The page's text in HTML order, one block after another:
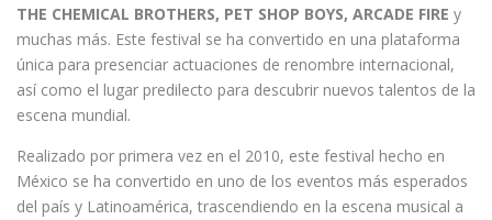
THE CHEMICAL BROTHERS, PET SHOP BOYS, ARCADE FIRE y
muchas más. Este festival se ha convertido en una plataforma
única para presenciar actuaciones de renombre internacional,
así como el lugar predilecto para descubrir nuevos talentos de la
escena mundial.
Realizado por primera vez en el 2010, este festival hecho en
México se ha convertido en uno de los eventos más esperados
del país y Latinoamérica, trascendiendo en la escena musical a